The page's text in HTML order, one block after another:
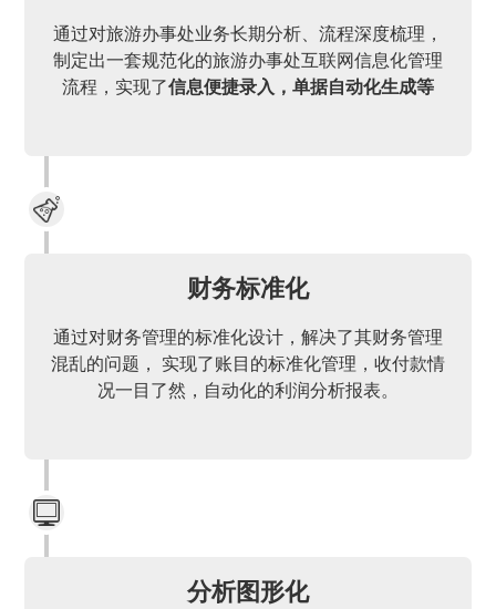
通过对旅游办事处业务长期分析、流程深度梳理，
制定出一套规范化的旅游办事处互联网信息化管理
流程，实现了信息便捷录入，单据自动化生成等
财务标准化
通过对财务管理的标准化设计，解决了其财务管理
混乱的问题， 实现了账目的标准化管理，收付款情
况一目了然，自动化的利润分析报表。
分析图形化